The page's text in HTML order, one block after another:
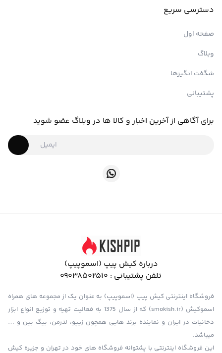
دسترسی سریع
صفحه اول
وبلاگ
شگفت انگیزها
پشتیبانی
برای آگاهی از آخرین اخبار و کالا ها در وبلاگ عضو شوید
درباره کیش پیپ (اسموپیپ)
تلفن پشتیبانی : 09038502510
فروشگاه اینترنتی کیش پیپ (اسموپیپ) به عنوان یک از مجموعه های همراه
اسموکیش (smokish.ir) که از سال 1375 به فعالیت تهیه و توزیع انواع ابزار
دخانیات در ایران و نماینده برند هایی همچون زیپو، لدرمن، بیگ بین و …
میباشد.
این فروشگاه اینترنتی با پشتوانه فروشگاه های خود در تهران و جزیره کیش